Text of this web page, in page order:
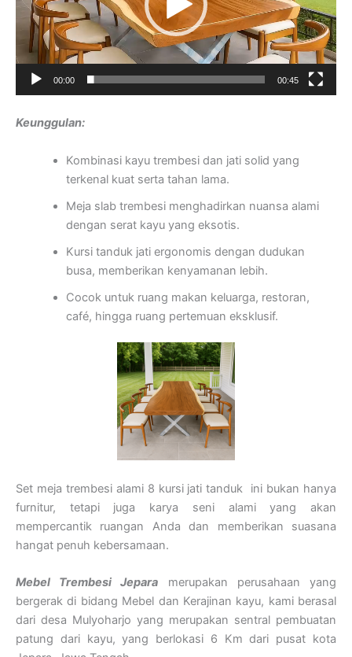
00:00 00:45
Keunggulan:
Kombinasi kayu trembesi dan jati solid yang
terkenal kuat serta tahan lama.
Meja slab trembesi menghadirkan nuansa alami
dengan serat kayu yang eksotis.
Kursi tanduk jati ergonomis dengan dudukan
busa, memberikan kenyamanan lebih.
Cocok untuk ruang makan keluarga, restoran,
café, hingga ruang pertemuan eksklusif.
Set meja trembesi alami 8 kursi jati tanduk ini bukan hanya
furnitur, tetapi juga karya seni alami yang akan
mempercantik ruangan Anda dan memberikan suasana
hangat penuh kebersamaan.
Mebel Trembesi Jepara merupakan perusahaan yang
bergerak di bidang Mebel dan Kerajinan kayu, kami berasal
dari desa Mulyoharjo yang merupakan sentral pembuatan
patung dari kayu, yang berlokasi 6 Km dari pusat kota